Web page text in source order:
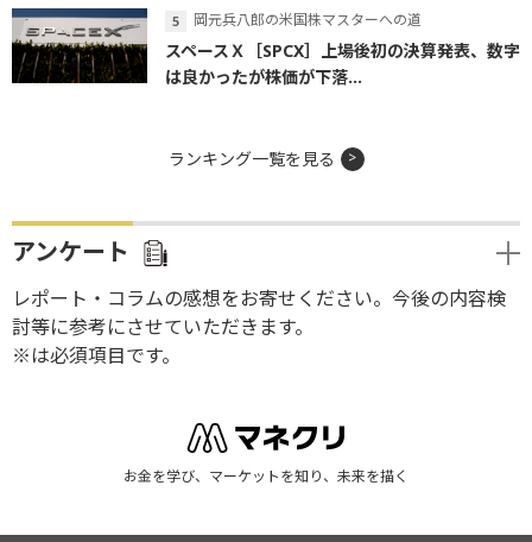
岡元兵八郎の米国株マスターへの道
スペースＸ［SPCX］上場後初の決算発表、数字
は良かったが株価が下落...
ランキング一覧を見る
アンケート
レポート・コラムの感想をお寄せください。今後の内容検
討等に参考にさせていただきます。
※は必須項目です。
お金を学び、マーケットを知り、未来を描く